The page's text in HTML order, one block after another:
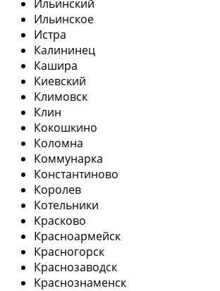
Ильинский
Ильинское
Истра
Калининец
Кашира
Киевский
Климовск
Клин
Кокошкино
Коломна
Коммунарка
Константиново
Королев
Котельники
Красково
Красноармейск
Красногорск
Краснозаводск
Краснознаменск